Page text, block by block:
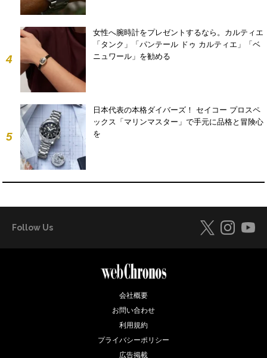
4
女性へ腕時計をプレゼントするなら。カルティエ
「タンク」「パンテール ドゥ カルティエ」「ベ
ニュワール」を勧める
5
日本代表の本格ダイバーズ！ セイコー プロスペ
ックス「マリンマスター」で手元に品格と冒険心
を
Follow Us
会社概要
お問い合わせ
利用規約
プライバシーポリシー
広告掲載